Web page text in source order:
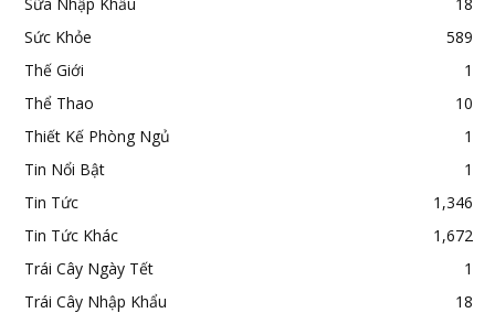
Sức Khỏe
589
Thế Giới
1
Thể Thao
10
Thiết Kế Phòng Ngủ
1
Tin Nổi Bật
1
Tin Tức
1,346
Tin Tức Khác
1,672
Trái Cây Ngày Tết
1
Trái Cây Nhập Khẩu
18